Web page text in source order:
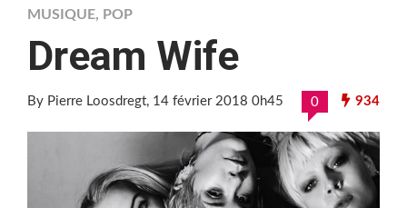
MUSIQUE, POP
Dream Wife
By Pierre Loosdregt, 14 février 2018 0h45 0 934